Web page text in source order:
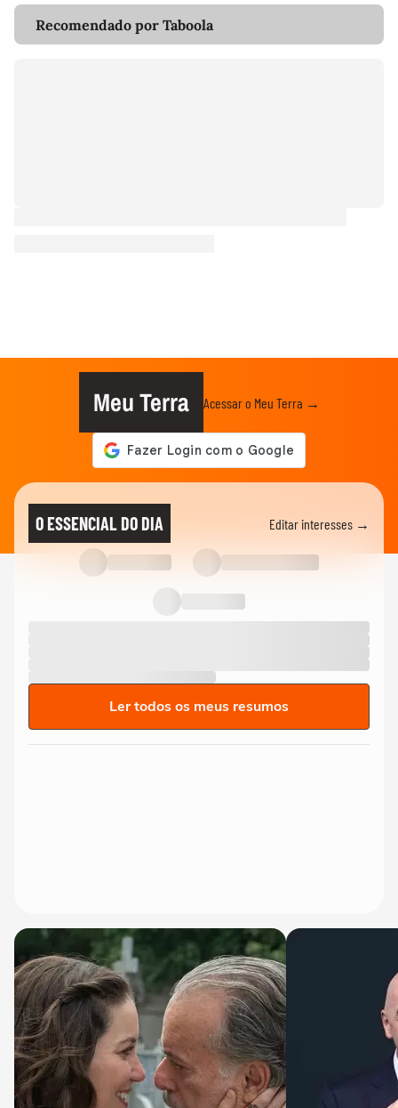
Recomendado por Taboola
Meu Terra Acessar o Meu Terra →
O ESSENCIAL DO DIA Editar interesses →
Ler todos os meus resumos